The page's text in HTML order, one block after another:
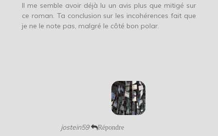
Il me semble avoir déjà lu un avis plus que mitigé sur
ce roman. Ta conclusion sur les incohérences fait que
je ne le note pas, malgré le côté bon polar.
jostein59 Répondre